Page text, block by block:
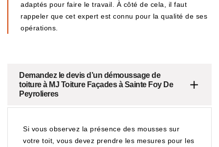
adaptés pour faire le travail. À côté de cela, il faut
rappeler que cet expert est connu pour la qualité de ses
opérations.
Demandez le devis d’un démoussage de
toiture à MJ Toiture Façades à Sainte Foy De
Peyrolieres
Si vous observez la présence des mousses sur
votre toit, vous devez prendre les mesures pour les